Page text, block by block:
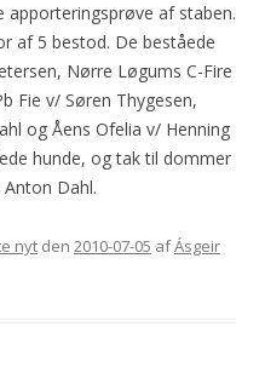
apporteringsprøve af staben.
af 5 bestod. De beståede
Nørre Løgums C-Fire
Fie v/ Søren Thygesen,
og Åens Ofelia v/ Henning
hunde, og tak til dommer
Dahl.
nyt den 2010-07-05 afÁsgeir